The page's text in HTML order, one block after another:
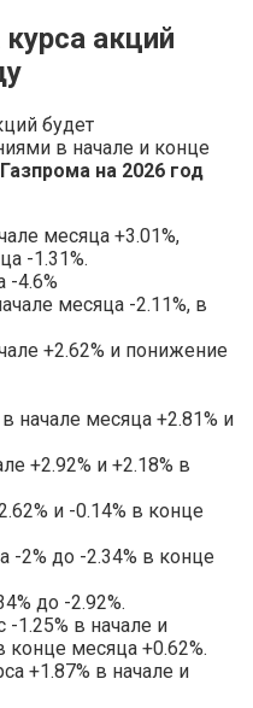
акций
будет
в начале и конце
на 2026 год
месяца +3.01%,
-1.31%.
-4.6%
месяца -2.11%, в
+2.62% и понижение
месяца +2.81% и
+2.92% и +2.18% в
и -0.14% в конце
-2% до -2.34% в конце
до -2.92%.
-1.25% в начале и
месяца +0.62%.
+1.87% в начале и